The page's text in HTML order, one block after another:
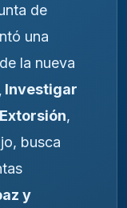
de
una
la nueva
Investigar
,
busca
y